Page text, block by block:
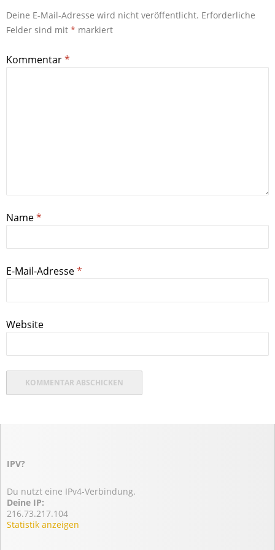
Deine E-Mail-Adresse wird nicht veröffentlicht. Erforderliche
Felder sind mit * markiert
Kommentar*
Name*
E-Mail-Adresse*
Website
IPV?
Du nutzt eine IPv4-Verbindung.
Deine IP:
216.73.217.104
Statistik anzeigen